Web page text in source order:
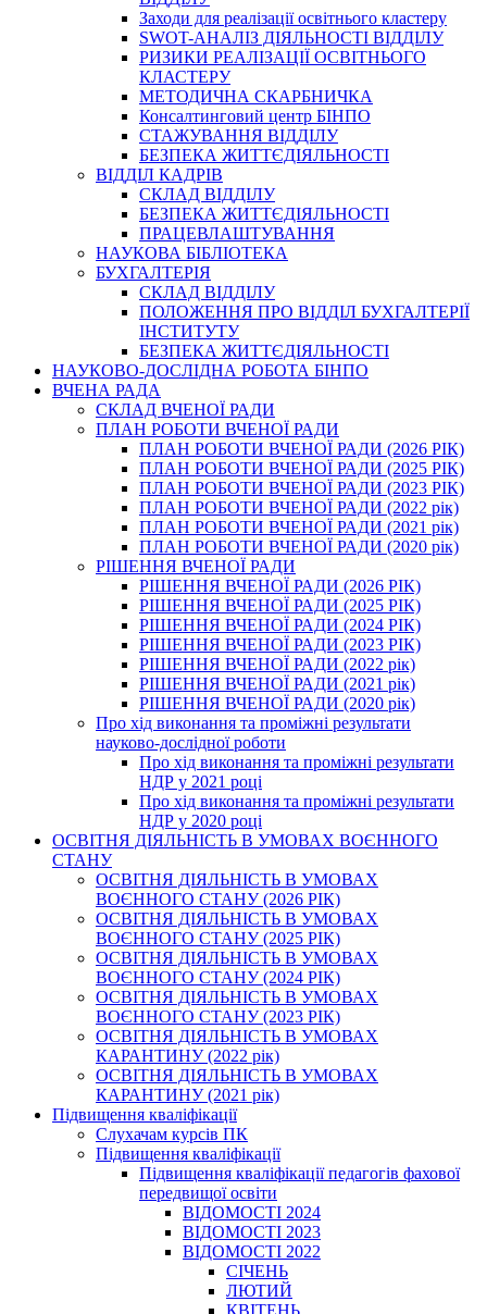
Заходи для реалізації освітнього кластеру
SWOT-АНАЛІЗ ДІЯЛЬНОСТІ ВІДДІЛУ
РИЗИКИ РЕАЛІЗАЦІЇ ОСВІТНЬОГО
КЛАСТЕРУ
МЕТОДИЧНА СКАРБНИЧКА
Консалтинговий центр БІНПО
СТАЖУВАННЯ ВІДДІЛУ
БЕЗПЕКА ЖИТТЄДІЯЛЬНОСТІ
ВІДДІЛ КАДРІВ
СКЛАД ВІДДІЛУ
БЕЗПЕКА ЖИТТЄДІЯЛЬНОСТІ
ПРАЦЕВЛАШТУВАННЯ
НАУКОВА БІБЛІОТЕКА
БУХГАЛТЕРІЯ
СКЛАД ВІДДІЛУ
ПОЛОЖЕННЯ ПРО ВІДДІЛ БУХГАЛТЕРІЇ
ІНСТИТУТУ
БЕЗПЕКА ЖИТТЄДІЯЛЬНОСТІ
НАУКОВО-ДОСЛІДНА РОБОТА БІНПО
ВЧЕНА РАДА
СКЛАД ВЧЕНОЇ РАДИ
ПЛАН РОБОТИ ВЧЕНОЇ РАДИ
ПЛАН РОБОТИ ВЧЕНОЇ РАДИ (2026 РІК)
ПЛАН РОБОТИ ВЧЕНОЇ РАДИ (2025 РІК)
ПЛАН РОБОТИ ВЧЕНОЇ РАДИ (2023 РІК)
ПЛАН РОБОТИ ВЧЕНОЇ РАДИ (2022 рік)
ПЛАН РОБОТИ ВЧЕНОЇ РАДИ (2021 рік)
ПЛАН РОБОТИ ВЧЕНОЇ РАДИ (2020 рік)
РІШЕННЯ ВЧЕНОЇ РАДИ
РІШЕННЯ ВЧЕНОЇ РАДИ (2026 РІК)
РІШЕННЯ ВЧЕНОЇ РАДИ (2025 РІК)
РІШЕННЯ ВЧЕНОЇ РАДИ (2024 РІК)
РІШЕННЯ ВЧЕНОЇ РАДИ (2023 РІК)
РІШЕННЯ ВЧЕНОЇ РАДИ (2022 рік)
РІШЕННЯ ВЧЕНОЇ РАДИ (2021 рік)
РІШЕННЯ ВЧЕНОЇ РАДИ (2020 рік)
Про хід виконання та проміжні результати
науково-дослідної роботи
Про хід виконання та проміжні результати
НДР у 2021 році
Про хід виконання та проміжні результати
НДР у 2020 році
ОСВІТНЯ ДІЯЛЬНІСТЬ В УМОВАХ ВОЄННОГО
СТАНУ
ОСВІТНЯ ДІЯЛЬНІСТЬ В УМОВАХ
ВОЄННОГО СТАНУ (2026 РІК)
ОСВІТНЯ ДІЯЛЬНІСТЬ В УМОВАХ
ВОЄННОГО СТАНУ (2025 РІК)
ОСВІТНЯ ДІЯЛЬНІСТЬ В УМОВАХ
ВОЄННОГО СТАНУ (2024 РІК)
ОСВІТНЯ ДІЯЛЬНІСТЬ В УМОВАХ
ВОЄННОГО СТАНУ (2023 РІК)
ОСВІТНЯ ДІЯЛЬНІСТЬ В УМОВАХ
КАРАНТИНУ (2022 рік)
ОСВІТНЯ ДІЯЛЬНІСТЬ В УМОВАХ
КАРАНТИНУ (2021 рік)
Підвищення кваліфікації
Слухачам курсів ПК
Підвищення кваліфікації
Підвищення кваліфікації педагогів фахової
передвищої освіти
ВІДОМОСТІ 2024
ВІДОМОСТІ 2023
ВІДОМОСТІ 2022
СІЧЕНЬ
ЛЮТИЙ
КВІТЕНЬ